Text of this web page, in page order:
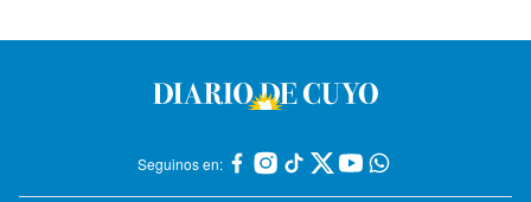
Seguinos en: